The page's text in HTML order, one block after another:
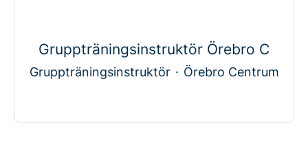
Gruppträningsinstruktör Örebro C
Gruppträningsinstruktör · Örebro Centrum